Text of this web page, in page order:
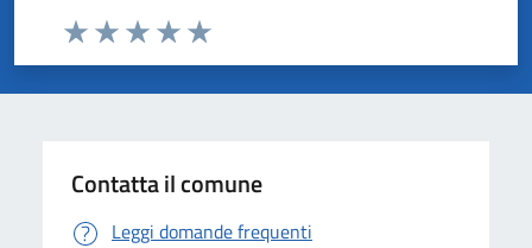
Valuta da 1 a 5 stelle la pagina
Valuta 5 stelle su 5
Valuta 4 stelle su 5
Valuta 3 stelle su 5
Valuta 2 stelle su 5
Valuta 1 stelle su 5
Contatta il comune
Leggi domande frequenti